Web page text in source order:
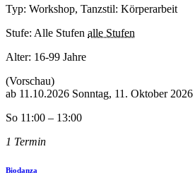
Typ: Workshop, Tanzstil: Körperarbeit
Stufe: Alle Stufen alle Stufen
Alter: 16-99 Jahre
(Vorschau)
ab 11.10.2026 Sonntag, 11. Oktober 2026
So 11:00 – 13:00
1 Termin
Biodanza